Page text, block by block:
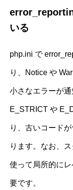
いる
php.ini で
り、Notice や
小さなエラーが
E_STRICT や
り、古いコード
ります。なお、
使って局所的に
要です。